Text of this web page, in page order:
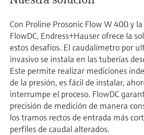
Con Proline Prosonic Flow W 400 y
FlowDC, Endress+Hauser ofrece la
estos desafíos. El caudalímetro por
invasivo se instala en las tuberías
Este permite realizar mediciones
de la presión, es fácil de instalar,
interrumpe el proceso. FlowDC
precisión de medición de manera
los tramos rectos de entrada más
perfiles de caudal alterados.